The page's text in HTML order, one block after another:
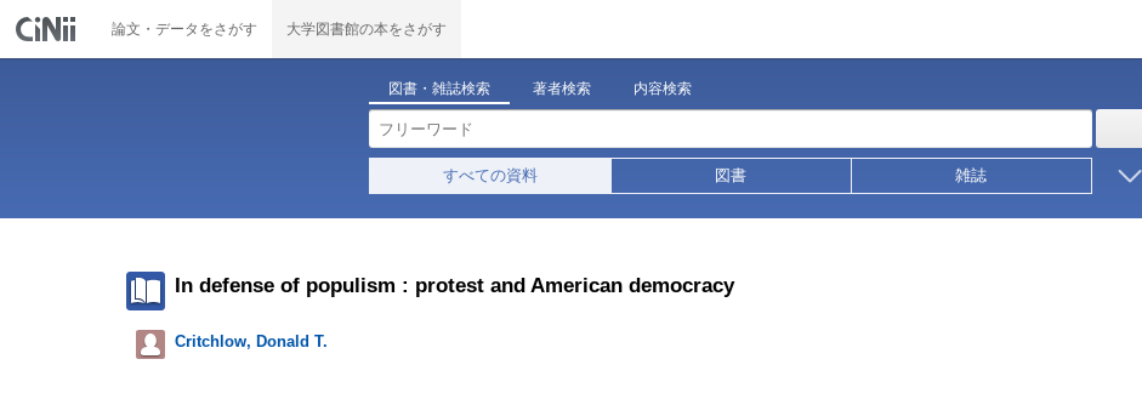
論文・データをさがす 大学図書館の本をさがす
図書・雑誌検索 著者検索 内容検索
すべての資料 図書 雑誌
In defense of populism : protest and American democracy
Critchlow, Donald T.